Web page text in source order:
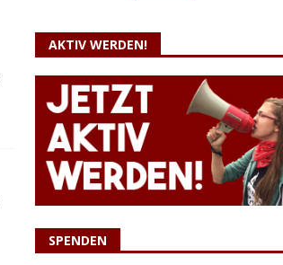
AKTIV WERDEN!
SPENDEN